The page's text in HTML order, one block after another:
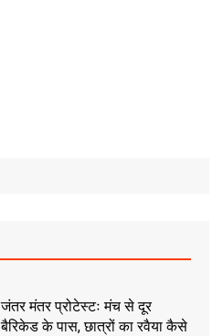
जंतर मंतर प्रोटेस्टः मंच से दूर
बैरिकेड के पास, छात्रों का रवैया कैसे